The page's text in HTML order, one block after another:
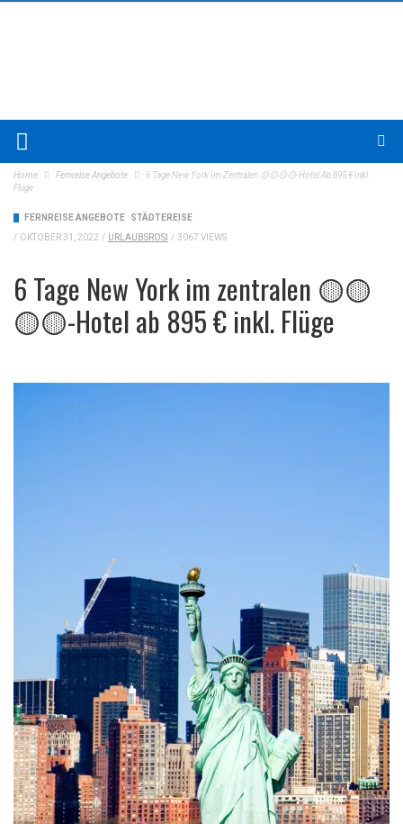
Home Fernreise Angebote
6 Tage New York Im Zentralen 🟡🟡🟡🟡-Hotel Ab 895 € Inkl.
Flüge
FERNREISE ANGEBOTE
STÄDTEREISE
/ OKTOBER 31, 2022 / URLAUBSROSI / 3067 VIEWS
6 Tage New York im zentralen 🟡🟡
🟡🟡-Hotel ab 895 € inkl. Flüge